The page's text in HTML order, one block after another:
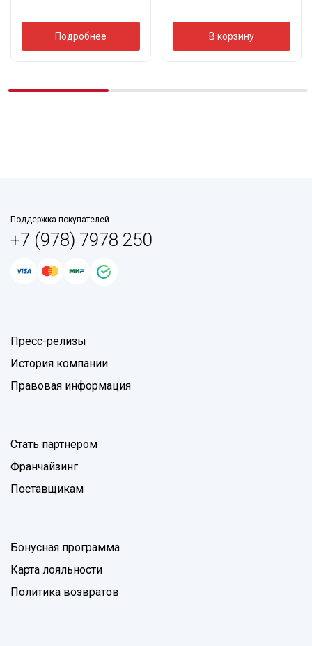
Подробнее В корзину
Поддержка покупателей
+7 (978) 7978 250
Пресс-релизы
История компании
Правовая информация
Стать партнером
Франчайзинг
Поставщикам
Бонусная программа
Карта лояльности
Политика возвратов